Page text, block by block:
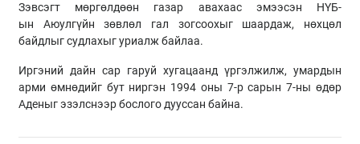
Зэвсэгт мөргөлдөөн газар авахаас эмээсэн НҮБ-
ын Аюулгүйн зөвлөл гал зогсоохыг шаардаж, нөхцөл
байдлыг судлахыг уриалж байлаа.
Иргэний дайн сар гаруй хугацаанд үргэлжилж, умардын
арми өмнөдийг бут ниргэн 1994 оны 7-р сарын 7-ны өдөр
Аденыг эзэлснээр бослого дууссан байна.